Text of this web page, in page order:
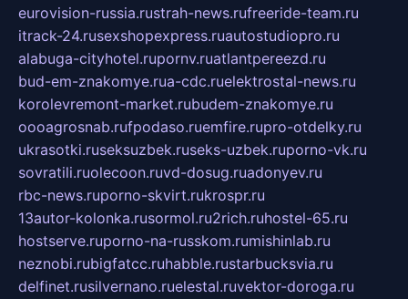
eurovision-russia.rustrah-news.rufreeride-team.ru
itrack-24.rusexshopexpress.ruautostudiopro.ru
alabuga-cityhotel.rupornv.ruatlantpereezd.ru
bud-em-znakomye.rua-cdc.ruelektrostal-news.ru
korolevremont-market.rubudem-znakomye.ru
oooagrosnab.rufpodaso.ruemfire.rupro-otdelky.ru
ukrasotki.ruseksuzbek.ruseks-uzbek.ruporno-vk.ru
sovratili.ruolecoon.ruvd-dosug.ruadonyev.ru
rbc-news.ruporno-skvirt.rukrospr.ru
13autor-kolonka.rusormol.ru2rich.ruhostel-65.ru
hostserve.ruporno-na-russkom.rumishinlab.ru
neznobi.rubigfatcc.ruhabble.rustarbucksvia.ru
delfinet.rusilvernano.ruelestal.ruvektor-doroga.ru